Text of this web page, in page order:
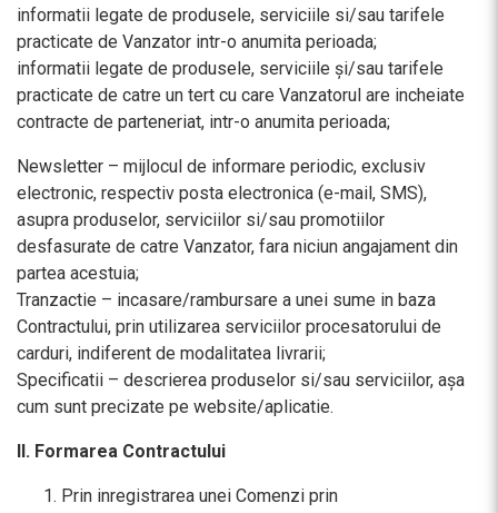
informatii legate de produsele, serviciile si/sau tarifele
practicate de Vanzator intr-o anumita perioada;
informatii legate de produsele, serviciile și/sau tarifele
practicate de catre un tert cu care Vanzatorul are incheiate
contracte de parteneriat, intr-o anumita perioada;
Newsletter – mijlocul de informare periodic, exclusiv
electronic, respectiv posta electronica (e-mail, SMS),
asupra produselor, serviciilor si/sau promotiilor
desfasurate de catre Vanzator, fara niciun angajament din
partea acestuia;
Tranzactie – incasare/rambursare a unei sume in baza
Contractului, prin utilizarea serviciilor procesatorului de
carduri, indiferent de modalitatea livrarii;
Specificatii – descrierea produselor si/sau serviciilor, așa
cum sunt precizate pe website/aplicatie.
II. Formarea Contractului
Prin inregistrarea unei Comenzi prin